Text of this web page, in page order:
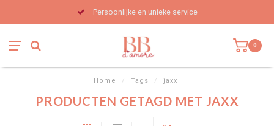
Persoonlijke en unieke service
0
Home / Tags / jaxx
PRODUCTEN GETAGD MET JAXX